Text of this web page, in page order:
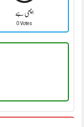
اچھی ہے
0 Votes